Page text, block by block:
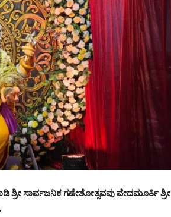
ಸಾರ್ವಜನಿಕ ಗಣೇಶೋತ್ಸವವು ವೇದಮೂರ್ತಿ ಶ್ರೀ